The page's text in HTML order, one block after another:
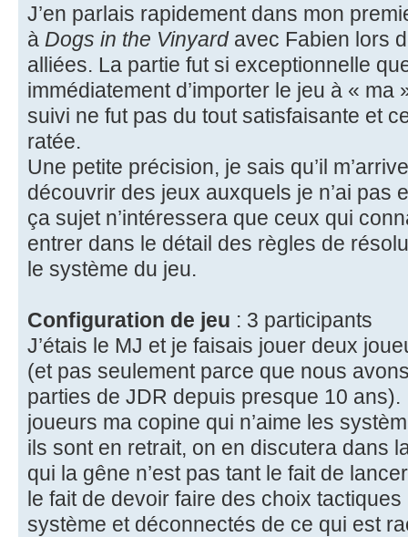
J’en parlais rapidement dans mon
à Dogs in the Vinyard avec Fabien lors
alliées. La partie fut si exceptionnelle
immédiatement d’importer le jeu à « ma
suivi ne fut pas du tout satisfaisante et
ratée.
Une petite précision, je sais qu’il
découvrir des jeux auxquels je n’ai pas
ça sujet n’intéressera que ceux qui
entrer dans le détail des règles de
le système du jeu.
Configuration de jeu : 3 participants
J’étais le MJ et je faisais jouer deux
(et pas seulement parce que nous
parties de JDR depuis presque 10
joueurs ma copine qui n’aime les
ils sont en retrait, on en discutera dans
qui la gêne n’est pas tant le fait de
le fait de devoir faire des choix
système et déconnectés de ce qui est